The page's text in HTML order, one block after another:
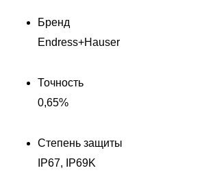
Бренд
Endress+Hauser
Точность
0,65%
Степень защиты
IP67, IP69K